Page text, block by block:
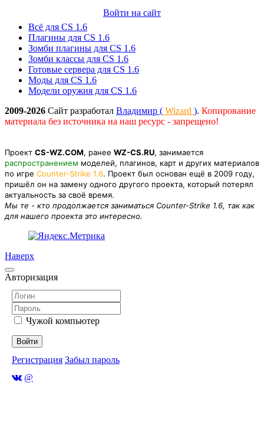
Войти на сайт
Всё для CS 1.6
Плагины для CS 1.6
Зомби плагины для CS 1.6
Зомби классы для CS 1.6
Готовые сервера для CS 1.6
Моды для CS 1.6
Модели оружия для CS 1.6
2009-2026 Сайт разработал Владимир ( Wizard ). Копирование
материала без источника на наш ресурс - запрещено!
Проект CS-WZ.COM, ранее WZ-CS.RU, занимается
распространением моделей, плагинов, карт и других материалов
по игре Counter-Strike 1.6. Проект был основан ещё в 2009 году,
пришёл он на замену одного другого проекта, который потерял
актуальность за своё время.
Мы те - кто продолжается заниматься Counter-Strike 1.6, так как
для нашего проекта это интересно.
Наверх
Авторизация
Чужой компьютер
Войти
Регистрация Забыл пароль
@